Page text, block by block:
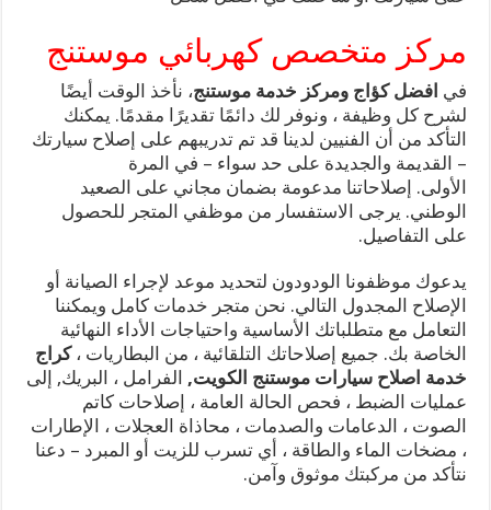
مركز متخصص كهربائي موستنج
في افضل كؤاج ومركز خدمة موستنج، نأخذ الوقت أيضًا
لشرح كل وظيفة ، ونوفر لك دائمًا تقديرًا مقدمًا. يمكنك
التأكد من أن الفنيين لدينا قد تم تدريبهم على إصلاح سيارتك
– القديمة والجديدة على حد سواء – في المرة
الأولى. إصلاحاتنا مدعومة بضمان مجاني على الصعيد
الوطني. يرجى الاستفسار من موظفي المتجر للحصول
على التفاصيل.
يدعوك موظفونا الودودون لتحديد موعد لإجراء الصيانة أو
الإصلاح المجدول التالي. نحن متجر خدمات كامل ويمكننا
التعامل مع متطلباتك الأساسية واحتياجات الأداء النهائية
الخاصة بك. جميع إصلاحاتك التلقائية ، من البطاريات ،كراج
خدمة اصلاح سيارات موستنج الكويت, الفرامل ، البريك, إلى
عمليات الضبط ، فحص الحالة العامة ، إصلاحات كاتم
الصوت ، الدعامات والصدمات ، محاذاة العجلات ، الإطارات
، مضخات الماء والطاقة ، أي تسرب للزيت أو المبرد – دعنا
نتأكد من مركبتك موثوق وآمن.